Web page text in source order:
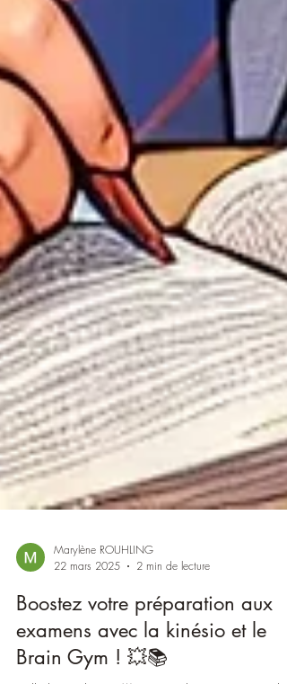
22 mars 2025
2 min de lecture
Boostez votre préparation aux
examens avec la kinésio et le